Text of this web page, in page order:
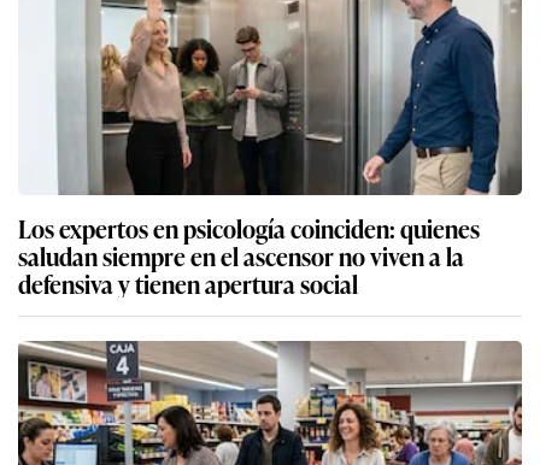
Los expertos en psicología coinciden: quienes
saludan siempre en el ascensor no viven a la
defensiva y tienen apertura social